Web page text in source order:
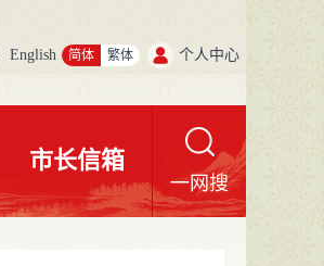
English 简体 繁体 个人中心
市长信箱
一网搜